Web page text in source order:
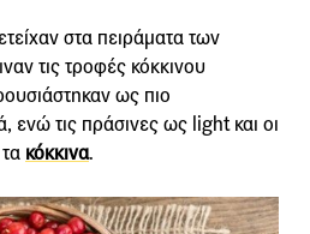
στα πειράματα των
τις τροφές κόκκινου
ως πιο
ενώ τις πράσινες ως light και οι
κόκκινα.